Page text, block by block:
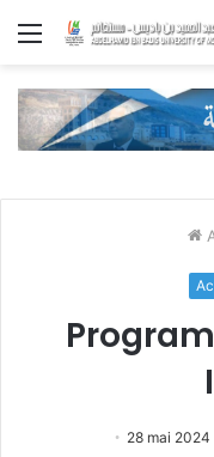
Menu
28 mai 2024